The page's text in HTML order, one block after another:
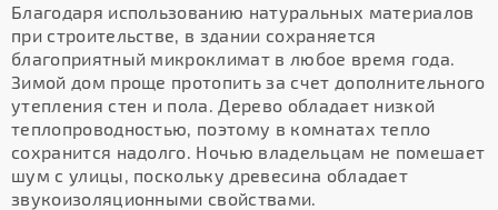
Благодаря использованию натуральных материалов
при строительстве, в здании сохраняется
благоприятный микроклимат в любое время года.
Зимой дом проще протопить за счет дополнительного
утепления стен и пола. Дерево обладает низкой
теплопроводностью, поэтому в комнатах тепло
сохранится надолго. Ночью владельцам не помешает
шум с улицы, поскольку древесина обладает
звукоизоляционными свойствами.